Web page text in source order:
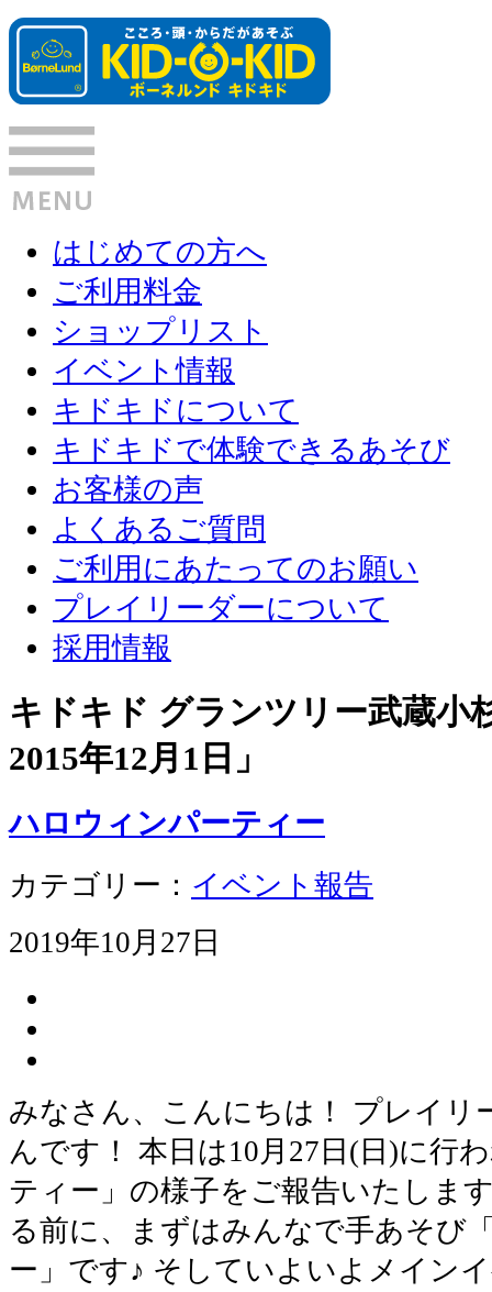
はじめての方へ
ご利用料金
ショップリスト
イベント情報
キドキドについて
キドキドで体験できるあそび
お客様の声
よくあるご質問
ご利用にあたってのお願い
プレイリーダーについて
採用情報
キドキド グランツリー武蔵
2015年12月1日 」
ハロウィンパーティー
カテゴリー： イベント報告
2019年10月27日
みなさん、こんにちは！ プレイリ
んです！ 本日は10月27日(日)に行
ティー」の様子をご報告いたしま
る前に、まずはみんなで手あそび
ー」です♪ そしていよいよメイン